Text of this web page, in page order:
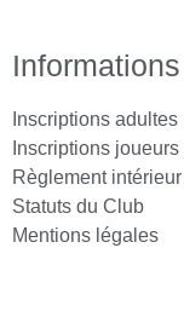
Informations
Inscriptions adultes
Inscriptions
Règlement intérieur
Statuts du Club
Mentions légales